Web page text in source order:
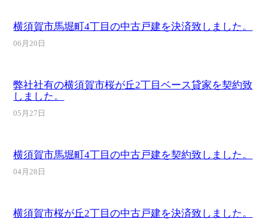
横須賀市馬堀町4丁目の中古戸建を決済致しました。
06月20日
弊社社有の横須賀市桜が丘2丁目ベース貸家を契約致
しました。
05月27日
横須賀市馬堀町4丁目の中古戸建を契約致しました。
04月28日
横須賀市桜が丘2丁目の中古戸建を決済致しました。